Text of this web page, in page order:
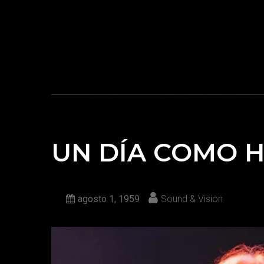
UN DÍA COMO
agosto 1, 1959 Sound & Vision